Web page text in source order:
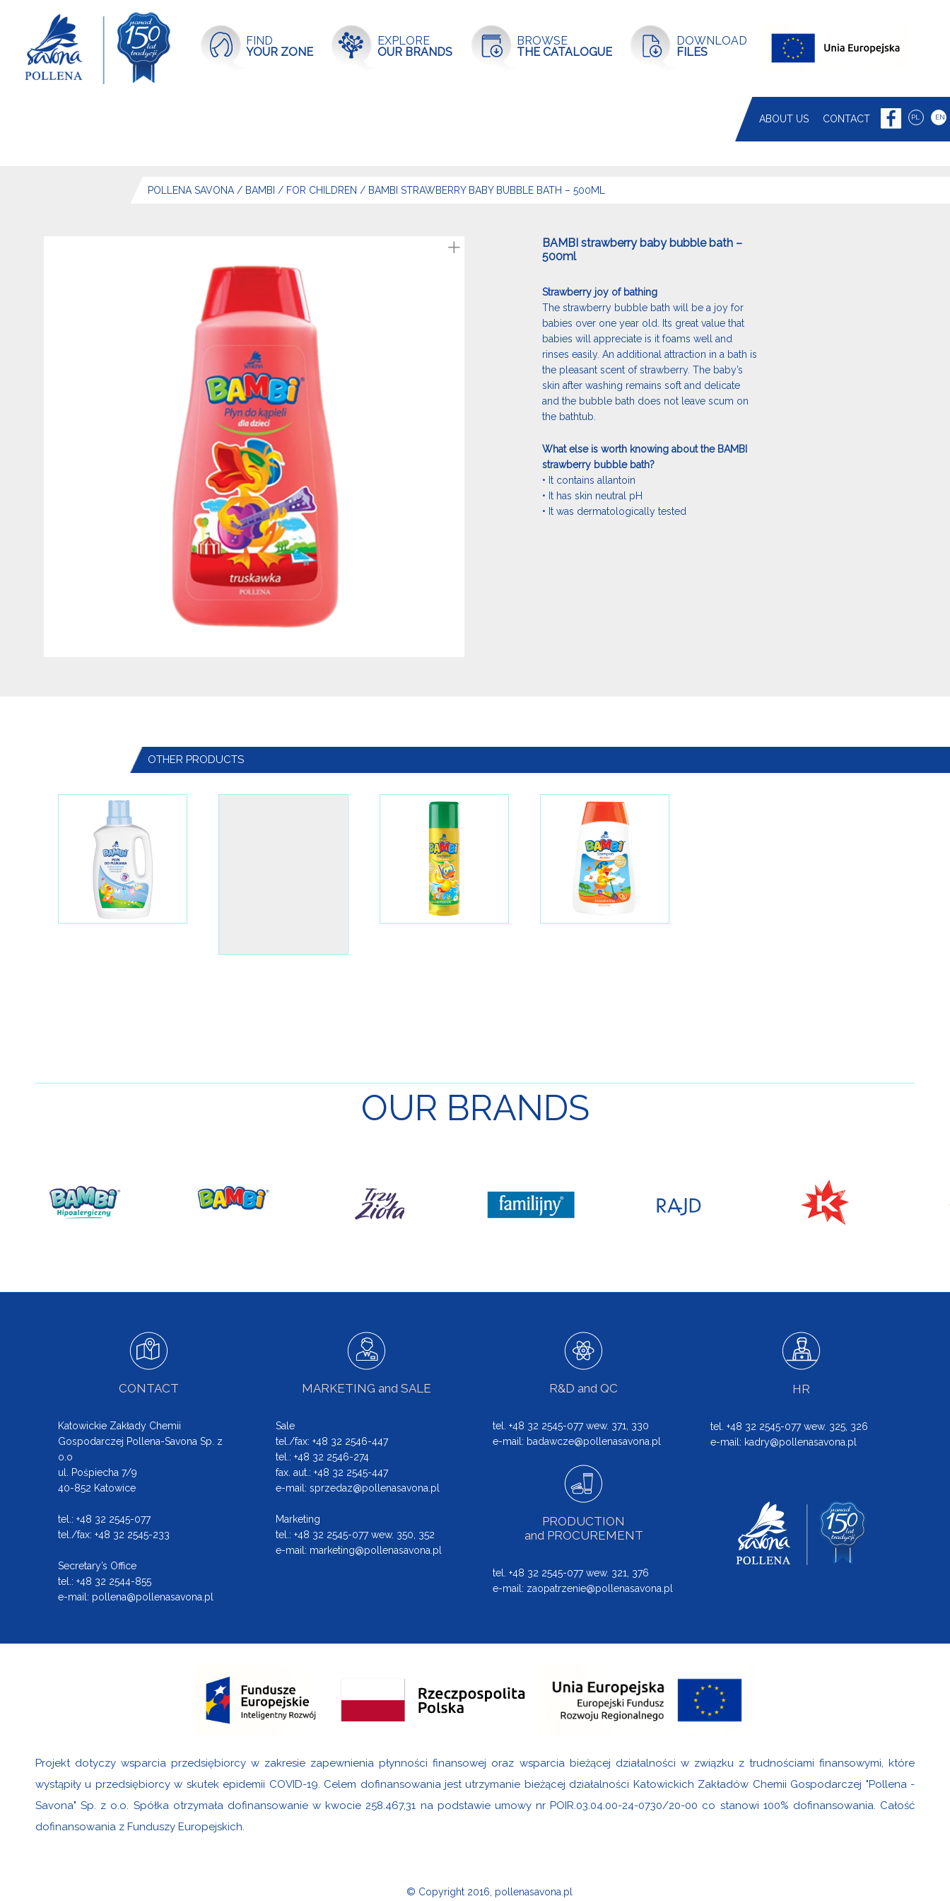
FIND
YOUR ZONE
EXPLORE
OUR BRANDS
BROWSE
THE CATALOGUE
DOWNLOAD
FILES
ABOUT US CONTACT PL EN
POLLENA SAVONA / BAMBI / FOR CHILDREN / BAMBI STRAWBERRY BABY BUBBLE BATH – 500ML
BAMBI strawberry baby bubble bath –
500ml
Strawberry joy of bathing
The strawberry bubble bath will be a joy for
babies over one year old. Its great value that
babies will appreciate is it foams well and
rinses easily. An additional attraction in a bath is
the pleasant scent of strawberry. The baby’s
skin after washing remains soft and delicate
and the bubble bath does not leave scum on
the bathtub.
What else is worth knowing about the BAMBI
strawberry bubble bath?
• It contains allantoin
• It has skin neutral pH
• It was dermatologically tested
OTHER PRODUCTS
OUR BRANDS
CONTACT
Katowickie Zakłady Chemii
Gospodarczej Pollena-Savona Sp. z
o.o
ul. Pośpiecha 7/9
40-852 Katowice
tel.: +48 32 2545-077
tel./fax: +48 32 2545-233
Secretary’s Office
tel.: +48 32 2544-855
e-mail: pollena@pollenasavona.pl
MARKETING and SALE
Sale
tel./fax: +48 32 2546-447
tel.: +48 32 2546-274
fax. aut.: +48 32 2545-447
e-mail: sprzedaz@pollenasavona.pl
Marketing
tel.: +48 32 2545-077 wew. 350, 352
e-mail: marketing@pollenasavona.pl
R&D and QC
tel. +48 32 2545-077 wew. 371, 330
e-mail: badawcze@pollenasavona.pl
PRODUCTION
and PROCUREMENT
tel. +48 32 2545-077 wew. 321, 376
e-mail: zaopatrzenie@pollenasavona.pl
HR
tel. +48 32 2545-077 wew. 325, 326
e-mail: kadry@pollenasavona.pl
Projekt dotyczy wsparcia przedsiębiorcy w zakresie zapewnienia płynności finansowej oraz wsparcia bieżącej działalności w związku z trudnościami finansowymi, które
wystąpiły u przedsiębiorcy w skutek epidemii COVID-19. Celem dofinansowania jest utrzymanie bieżącej działalności Katowickich Zakładów Chemii Gospodarczej "Pollena -
Savona" Sp. z o.o. Spółka otrzymała dofinansowanie w kwocie 258.467,31 na podstawie umowy nr POIR.03.04.00-24-0730/20-00 co stanowi 100% dofinansowania. Całość
dofinansowania z Funduszy Europejskich.
© Copyright 2016, pollenasavona.pl